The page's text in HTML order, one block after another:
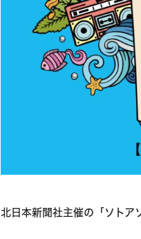
北日本新聞社主催の「ソトア